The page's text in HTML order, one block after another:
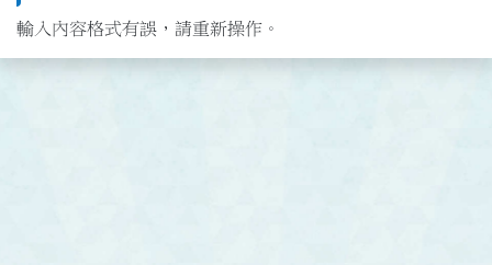
輸入內容格式有誤，請重新操作。